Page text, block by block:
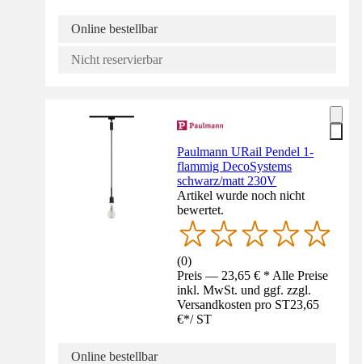
Online bestellbar
Nicht reservierbar
Paulmann URail Pendel 1-
flammig DecoSystems
schwarz/matt 230V
Artikel wurde noch nicht
bewertet.
(0)
Preis — 23,65 € * Alle Preise
inkl. MwSt. und ggf. zzgl.
Versandkosten pro ST23,65
€*/ ST
Online bestellbar